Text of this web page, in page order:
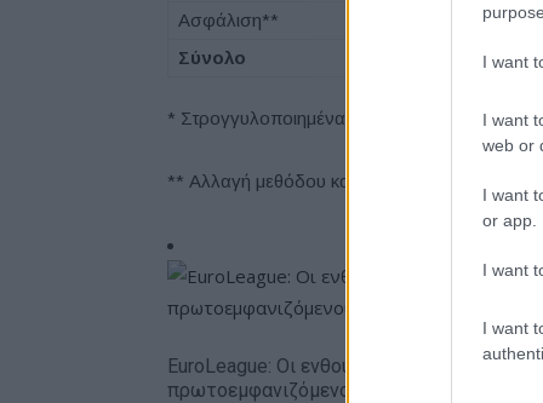
I want
I want
web or
I want
or app.
I want
I want
Ασφάλιση**
Σύνολο
2.388
* Στρογγυλοποιημένα μεγέθη
** Αλλαγή μεθόδου καταμέτρησης με
EuroLeague: Οι ενθουσιώδεις
πρωτοεμφανιζόμενοι